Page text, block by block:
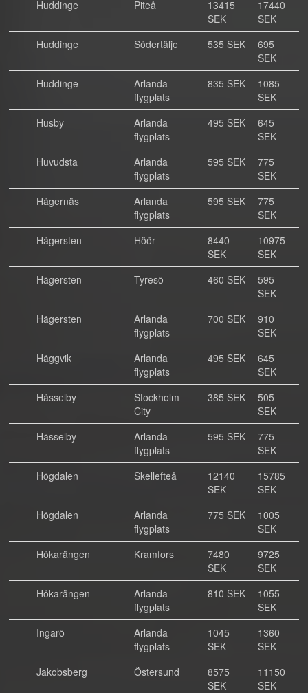
Huddinge
Piteå
13415
SEK
17440
SEK
Huddinge
Södertälje 535 SEK
695
SEK
Huddinge
Arlanda
flygplats
835 SEK
1085
SEK
Husby
Arlanda
flygplats
495 SEK
645
SEK
Huvudsta
Arlanda
flygplats
595 SEK
775
SEK
Hägernäs
Arlanda
flygplats
595 SEK
775
SEK
Hägersten
Höör
8440
SEK
10975
SEK
Hägersten
Tyresö 460 SEK
595
SEK
Hägersten
Arlanda
flygplats
700 SEK
910
SEK
Häggvik
Arlanda
flygplats
495 SEK
645
SEK
Hässelby
Stockholm
City
385 SEK
505
SEK
Hässelby
Arlanda
flygplats
595 SEK
775
SEK
Högdalen
Skellefteå
12140
SEK
15785
SEK
Högdalen
Arlanda
flygplats
775 SEK
1005
SEK
Hökarängen
Kramfors
7480
SEK
9725
SEK
Hökarängen
Arlanda
flygplats
810 SEK
1055
SEK
Ingarö
Arlanda
flygplats
1045
SEK
1360
SEK
Jakobsberg
Östersund
8575
SEK
11150
SEK